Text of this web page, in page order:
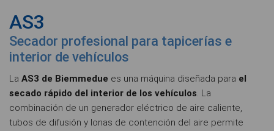
AS3
Secador profesional para tapicerías e
interior de vehículos
La AS3 de Biemmedue es una máquina diseñada para el
secado rápido del interior de los vehículos. La
combinación de un generador eléctrico de aire caliente,
tubos de difusión y lonas de contención del aire permite